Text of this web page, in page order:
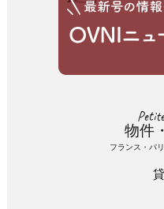
物件
フランス・パ